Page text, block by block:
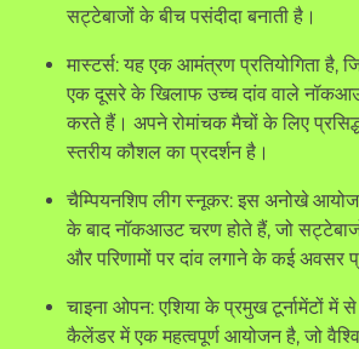
सट्टेबाजों के बीच पसंदीदा बनाती है।
मास्टर्स: यह एक आमंत्रण प्रतियोगिता है,
एक दूसरे के खिलाफ उच्च दांव वाले
करते हैं। अपने रोमांचक मैचों के लिए
स्तरीय कौशल का प्रदर्शन है।
चैम्पियनशिप लीग स्नूकर: इस अनोखे
के बाद नॉकआउट चरण होते हैं, जो
और परिणामों पर दांव लगाने के कई अवसर
चाइना ओपन: एशिया के प्रमुख टूर्नामेंटों
कैलेंडर में एक महत्वपूर्ण आयोजन है, जो